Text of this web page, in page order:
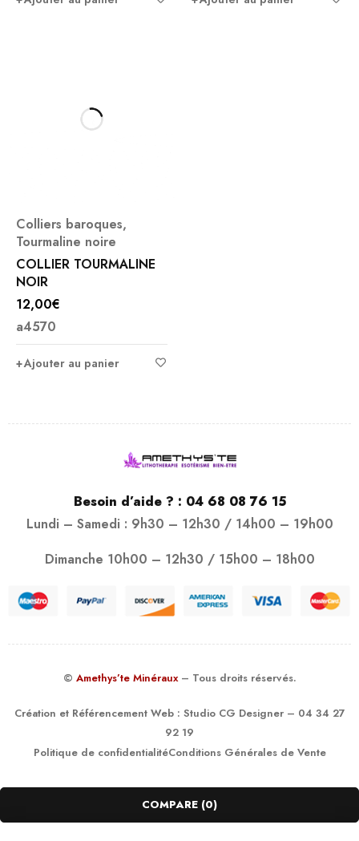
Colliers baroques,
Tourmaline noire
COLLIER TOURMALINE
NOIR
12,00€
a4570
Ajouter au panier
Besoin d’aide ? : 04 68 08 76 15
Lundi – Samedi : 9h30 – 12h30 / 14h00 – 19h00
Dimanche 10h00 – 12h30 / 15h00 – 18h00
© Amethys’te Minéraux – Tous droits réservés.
Création et Référencement Web : Studio CG Designer– 04 34 27
92 19
Politique de confidentialitéConditions Générales de Vente
COMPARE (0)